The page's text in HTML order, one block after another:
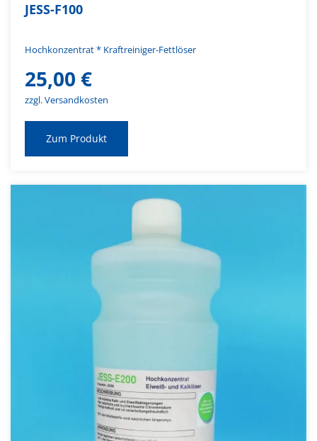
JESS-F100
Hochkonzentrat * Kraftreiniger-Fettlöser
25,00 €
zzgl. Versandkosten
Zum Produkt